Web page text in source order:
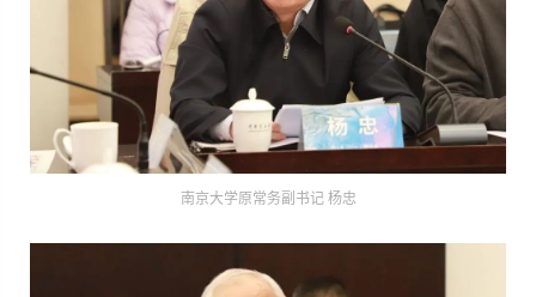
南京大学原常务副书记 杨忠